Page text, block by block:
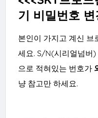
기 비밀번호 변
본인이 가지고 계신 브
세요. S/N(시리얼넘버)
으로 적혀있는 번호가
냥 참고만 하세요.